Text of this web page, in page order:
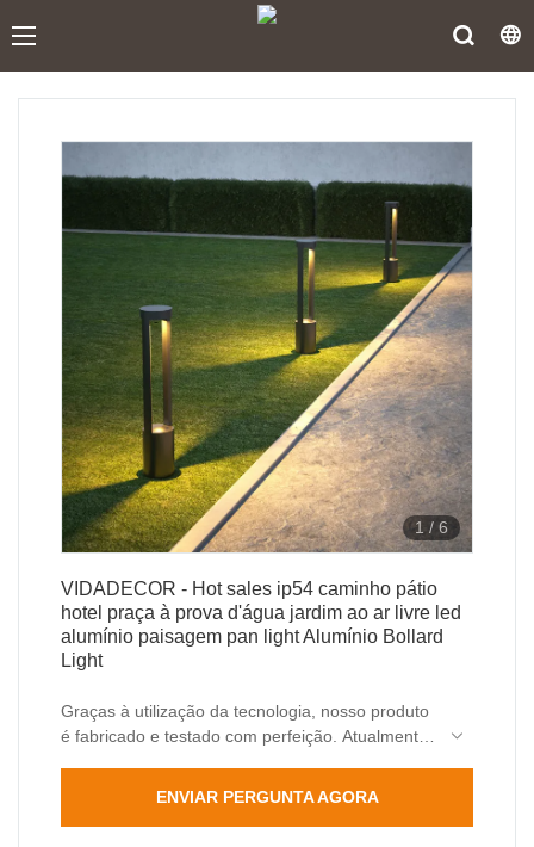
1 / 6
VIDADECOR - Hot sales ip54 caminho pátio
hotel praça à prova d'água jardim ao ar livre led
alumínio paisagem pan light Alumínio Bollard
Light
Graças à utilização da tecnologia, nosso produto
é fabricado e testado com perfeição. Atualmente,
o produto é extremamente popular.
ENVIAR PERGUNTA AGORA